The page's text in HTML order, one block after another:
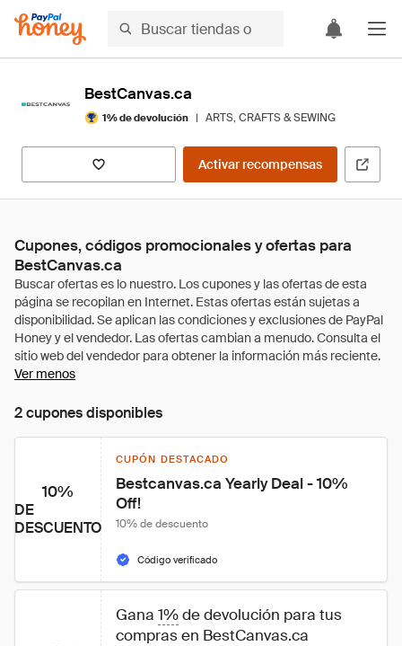
BestCanvas.ca
1% de devolución | ARTS, CRAFTS & SEWING
Activar recompensas
Cupones, códigos promocionales y ofertas para
BestCanvas.ca
Ver menos
2 cupones disponibles
10%
DE
DESCUENTO
CUPÓN DESTACADO
Bestcanvas.ca Yearly Deal - 10%
Off!
10% de descuento
Código verificado
Gana 1% de devolución para tus
compras en BestCanvas.ca